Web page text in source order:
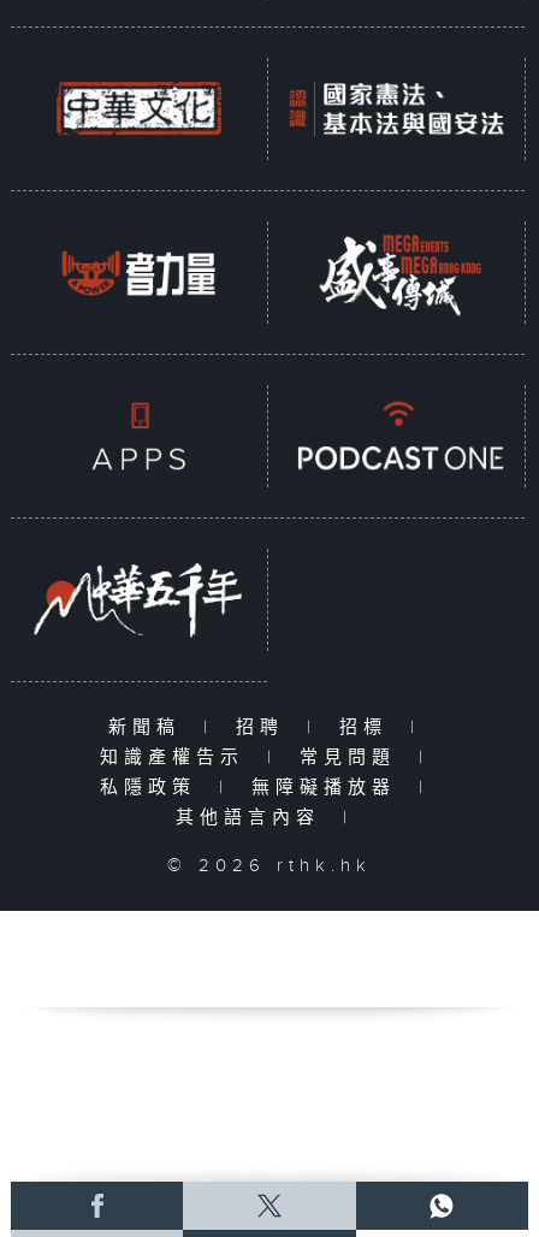
新聞稿 | 招聘 | 招標
|
知識產權告示
| 常見問題
|
私隱政策
| 無障礙播放器
|
其他語言內容
|
© 2026 rthk.hk